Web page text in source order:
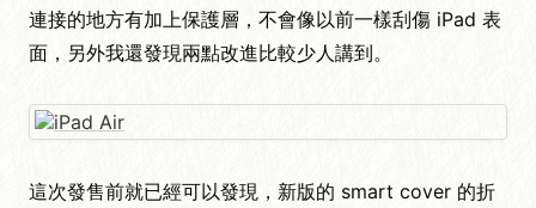
連接的地方有加上保護層，不會像以前一樣刮傷 iPad 表
面，另外我還發現兩點改進比較少人講到。
這次發售前就已經可以發現，新版的 smart cover 的折